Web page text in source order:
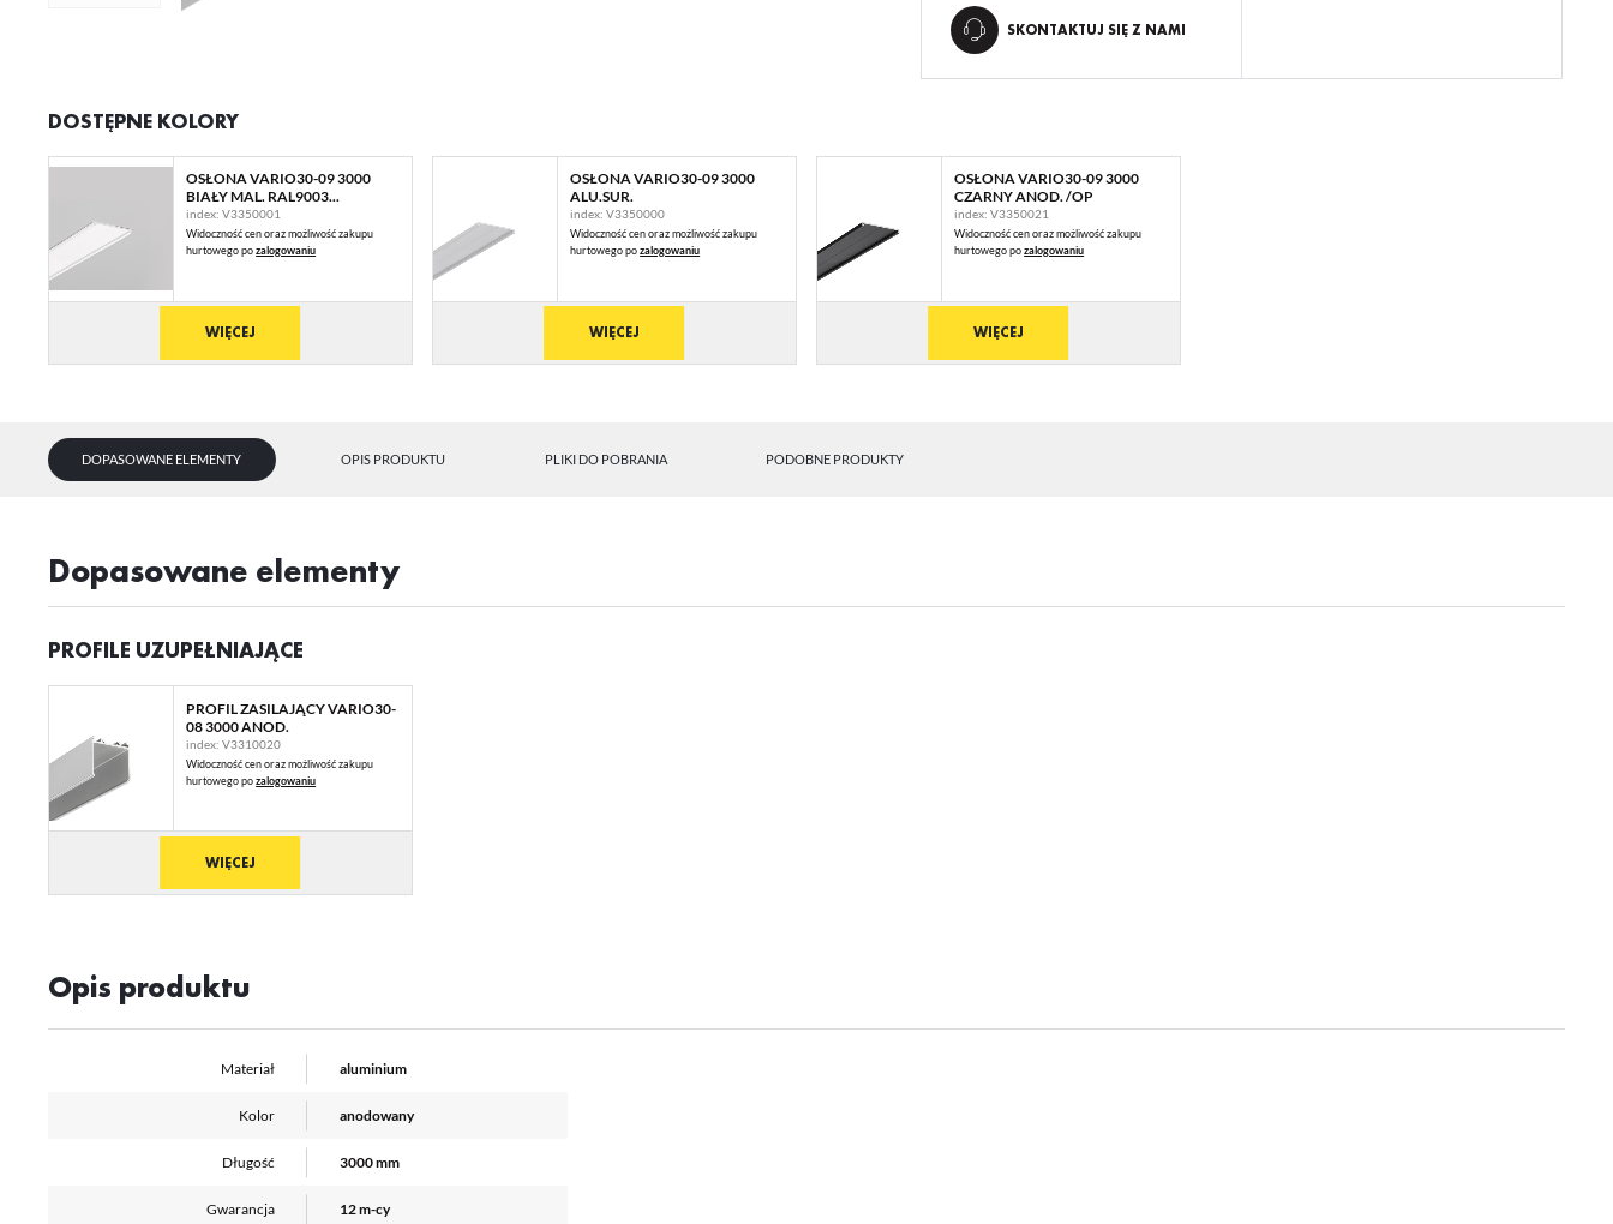
SKONTAKTUJ SIĘ Z NAMI
DOSTĘPNE KOLORY
OSŁONA VARIO30-09 3000
BIAŁY MAL. RAL9003...
index: V3350001
Widoczność cen oraz możliwość zakupu
hurtowego pozalogowaniu
WIĘCEJ
OSŁONA VARIO30-09 3000
ALU.SUR.
index: V3350000
Widoczność cen oraz możliwość zakupu
hurtowego pozalogowaniu
WIĘCEJ
OSŁONA VARIO30-09 3000
CZARNY ANOD. /OP
index: V3350021
Widoczność cen oraz możliwość zakupu
hurtowego pozalogowaniu
WIĘCEJ
DOPASOWANE ELEMENTY OPIS PRODUKTU PLIKI DO POBRANIA PODOBNE PRODUKTY
dopasowane elementy
PROFILE UZUPEŁNIAJĄCE
PROFIL ZASILAJĄCY VARIO30-
08 3000 ANOD.
index: V3310020
Widoczność cen oraz możliwość zakupu
hurtowego pozalogowaniu
WIĘCEJ
Opis produktu
Materiał aluminium
Kolor anodowany
Długość 3000 mm
Gwarancja 12 m-cy
ustawień preferencji prywatności, logowania czy wypełniania formularzy. Dzięki plikom cookies
Więcej